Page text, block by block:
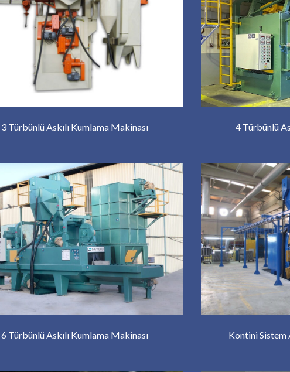
3 Türbünlü Askılı Kumlama Makinası 4 Türbünlü
6 Türbünlü Askılı Kumlama Makinası Kontini Sistem